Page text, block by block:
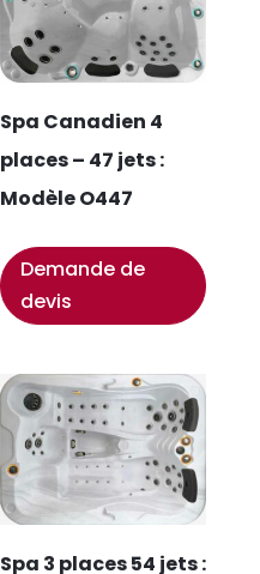
Spa Canadien 4
places – 47 jets :
Modèle O447
Demande de
devis
Spa 3 places 54 jets :